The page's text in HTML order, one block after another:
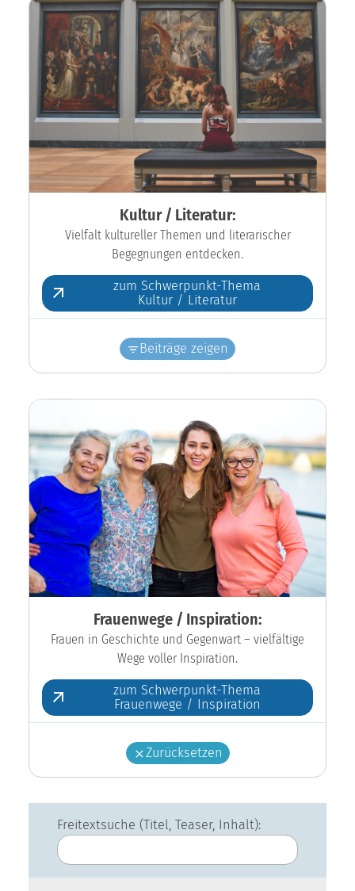
Kultur / Literatur:
Vielfalt kultureller Themen und literarischer
Begegnungen entdecken.
zum Schwerpunkt-Thema
Kultur / Literatur
Beiträge zeigen
Frauenwege / Inspiration:
Frauen in Geschichte und Gegenwart – vielfältige
Wege voller Inspiration.
zum Schwerpunkt-Thema
Frauenwege / Inspiration
Zurücksetzen
Freitextsuche (Titel, Teaser, Inhalt):